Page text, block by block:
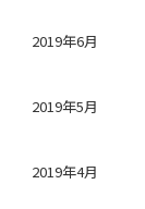
2019年6月
2019年5月
2019年4月